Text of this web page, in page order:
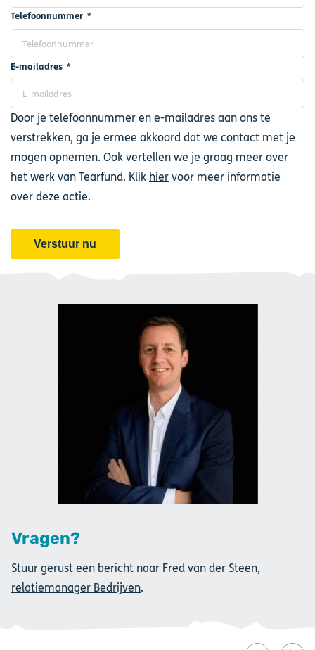
Telefoonnummer
E-mailadres
Door je telefoonnummer en e-mailadres aan ons te
verstrekken, ga je ermee akkoord dat we contact met je
mogen opnemen. Ook vertellen we je graag meer over
het werk van Tearfund. Klik hier voor meer informatie
over deze actie.
Vragen?
Stuur gerust een bericht naar Fred van der Steen,
relatiemanager Bedrijven.